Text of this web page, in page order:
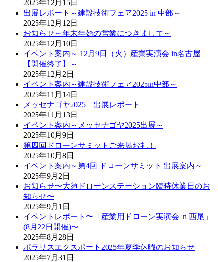
2025年12月15日
出展レポート～建設技術フェア2025 in 中部～
2025年12月12日
お知らせ～年末年始の営業につきまして～
2025年12月10日
イベント案内～ 12月9日（火）産業実演会 in名古屋
【開催終了】～
2025年12月2日
イベント案内～建設技術フェア2025in中部～
2025年11月14日
メッセナゴヤ2025 出展レポート
2025年11月13日
イベント案内～メッセナゴヤ2025出展～
2025年10月9日
第四回ドローンサミットご来場お礼！
2025年10月8日
イベント案内～第4回 ドローンサミット 出展案内～
2025年9月2日
お知らせ〜大須ドローンステーション臨時休業日のお
知らせ〜
2025年9月1日
イベントレポート〜「産業用ドローン実演会 in 西尾」
(8月22日開催)〜
2025年8月28日
ポラリスエクスポート2025年夏季休暇のお知らせ
2025年7月31日